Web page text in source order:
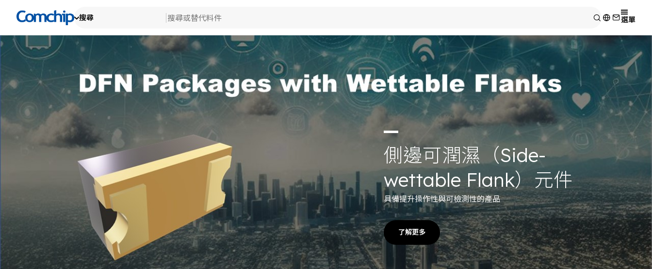
搜尋
替代料件
選單
產品 查看全部
產品應用
消費電子
車用電子
Other
技術能力
檢視
研究與開發
生產製造
品質與認證
關於典琦
檢視
關於典琦
新聞
公司活動
側邊可潤濕（Side-
wettable Flank）元件
具備提升操作性與可檢測性的產品
了解更多